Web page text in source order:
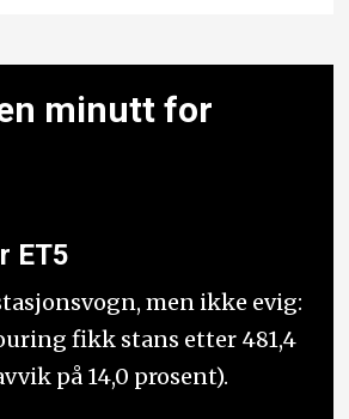
minutt for
ET5
men ikke evig:
fikk stans etter 481,4
på 14,0 prosent).